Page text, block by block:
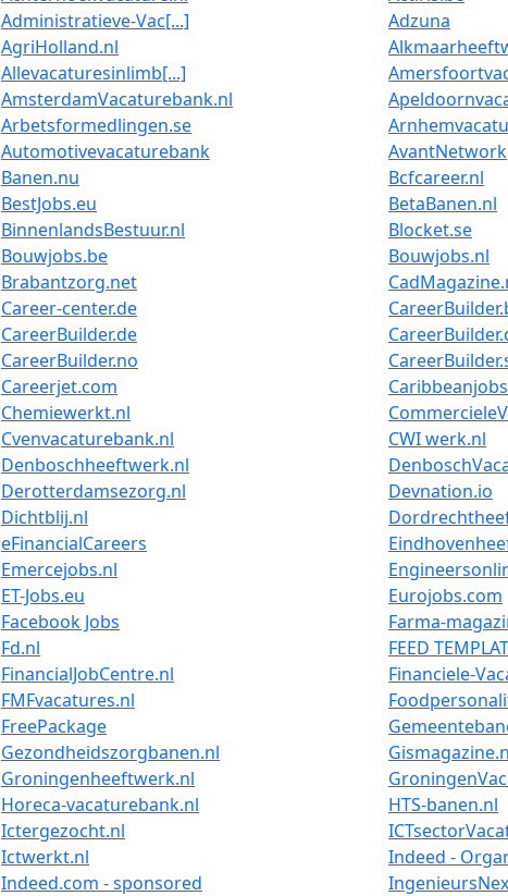
Administratieve-Vac[...]
Adzuna
AgriHolland.nl
Allevacaturesinlimb[...]
AmsterdamVacaturebank.nl
Arbetsformedlingen.se
Automotivevacaturebank
AvantNetwork
Banen.nu
Bcfcareer.nl
BestJobs.eu
BetaBanen.nl
BinnenlandsBestuur.nl
Blocket.se
Bouwjobs.be
Bouwjobs.nl
Brabantzorg.net
Career-center.de
CareerBuilder.de
CareerBuilder.no
Careerjet.com
Chemiewerkt.nl
Cvenvacaturebank.nl
CWI werk.nl
Denboschheeftwerk.nl
Derotterdamsezorg.nl
Devnation.io
Dichtblij.nl
eFinancialCareers
Emercejobs.nl
ET-Jobs.eu
Eurojobs.com
Facebook Jobs
Farma-
Fd.nl
FEED
FinancialJobCentre.nl
Financiele-
FMFvacatures.nl
FreePackage
Gezondheidszorgbanen.nl
Groningenheeftwerk.nl
Horeca-vacaturebank.nl
HTS-banen.nl
Ictergezocht.nl
Ictwerkt.nl
Indeed -
Indeed.com - sponsored